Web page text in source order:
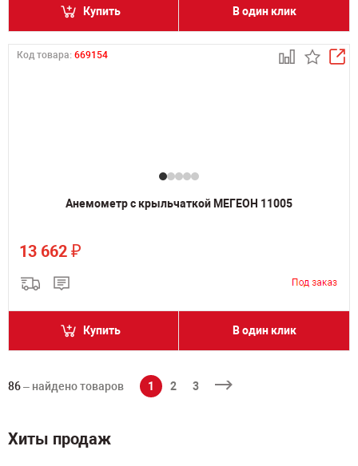
Купить В один клик
Код товара: 669154
Анемометр с крыльчаткой МЕГЕОН 11005
13 662 ₽
Купить В один клик
86– найдено товаров 1 2 3
Хиты продаж